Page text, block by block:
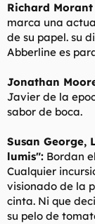
Richard
marca una
de su papel. su
Abberline es
Jonathan
Javier de la
sabor de boca.
Susan George,
lumis": Bordan
Cualquier
visionado de la
cinta. Ni que
su pelo de